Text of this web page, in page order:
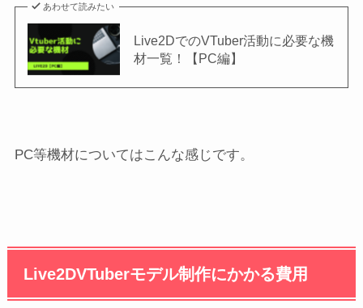
あわせて読みたい
Live2DでのVTuber活動に必要な機
材一覧！【PC編】
PC等機材についてはこんな感じです。
Live2DVTuberモデル制作にかかる費用